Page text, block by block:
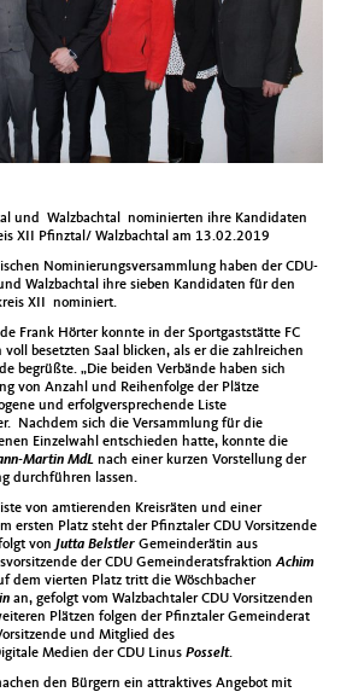
und Walzbachtal nominierten ihre Kandidaten
XII Pfinztal/ Walzbachtal am 13.02.2019
Nominierungsversammlung haben der CDU-
Walzbachtal ihre sieben Kandidaten für den
XII nominiert.
Frank Hörter konnte in der Sportgaststätte FC
besetzten Saal blicken, als er die zahlreichen
begrüßte. „Die beiden Verbände haben sich
von Anzahl und Reihenfolge der Plätze
und erfolgversprechende Liste
Nachdem sich die Versammlung für die
Einzelwahl entschieden hatte, konnte die
Martin MdL nach einer kurzen Vorstellung der
durchführen lassen.
von amtierenden Kreisräten und einer
ersten Platz steht der Pfinztaler CDU Vorsitzende
von Jutta Belstler Gemeinderätin aus
der CDU GemeinderatsfraktionAchim
dem vierten Platz tritt die Wöschbacher
an, gefolgt vom Walzbachtaler CDU Vorsitzenden
Plätzen folgen der Pfinztaler Gemeinderat
und Mitglied des
Medien der CDU Linus Posselt.
den Bürgern ein attraktives Angebot mit